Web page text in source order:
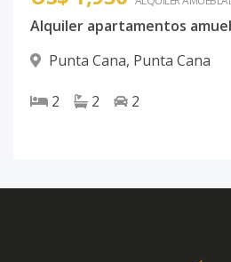
Punta Cana, Punta Cana
2 2 2